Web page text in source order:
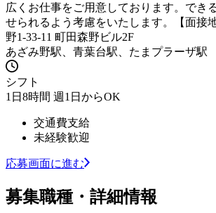
広くお仕事をご用意しております。でき
せられるよう考慮をいたします。【面接
野1-33-11 町田森野ビル2F
あざみ野駅、青葉台駅、たまプラーザ駅
シフト
1日8時間 週1日からOK
交通費支給
未経験歓迎
応募画面に進む
募集職種・詳細情報